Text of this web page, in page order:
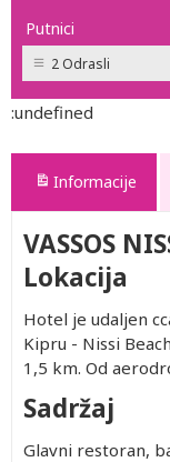
Putnici
2 Odrasli
:undefined
Informacije
VASSOS
Lokacija
Hotel je udaljen
Kipru - Nissi
1,5 km. Od
Sadržaj
Glavni restoran,